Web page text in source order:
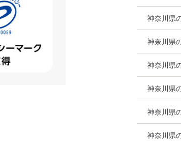
神奈川県
神奈川県
神奈川県
神奈川県
神奈川県
神奈川県